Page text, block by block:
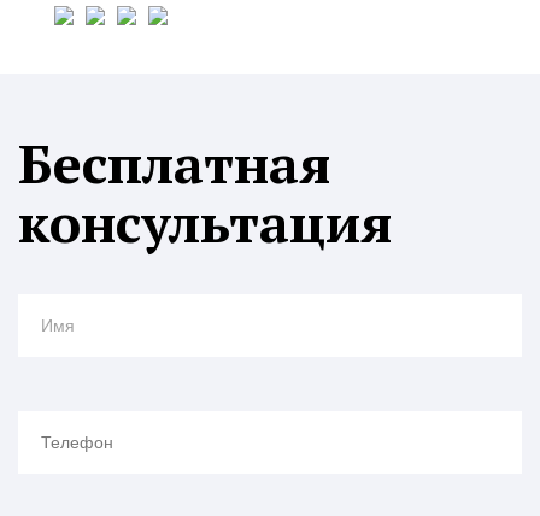
Бесплатная
консультация
Имя